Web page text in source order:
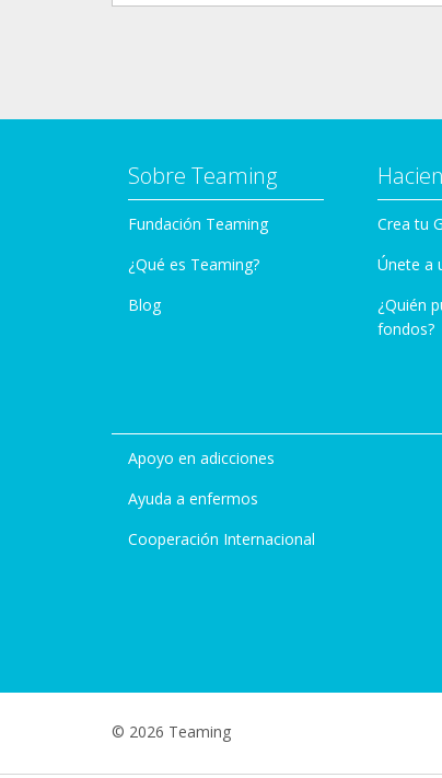
Sobre Teaming
Fundación Teaming
¿Qué es Teaming?
Blog
Crea tu
Únete a
¿Quién
fondos?
Apoyo en adicciones
Ayuda a enfermos
Cooperación Internacional
© 2026 Teaming